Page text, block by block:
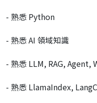
- 熟悉 Python
- 熟悉 AI 領域知識
- 熟悉 LLM, RAG, Agent,
- 熟悉 LlamaIndex,